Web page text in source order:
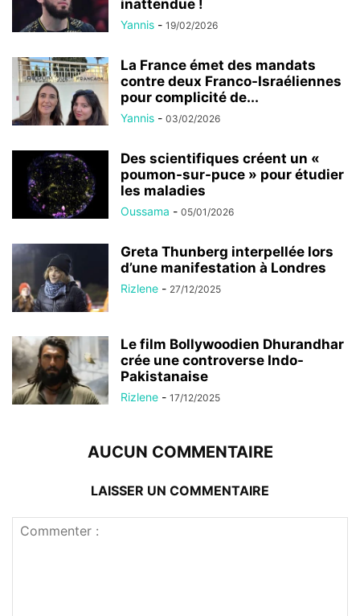
inattendue !
Yannis - 19/02/2026
La France émet des mandats
contre deux Franco-Israéliennes
pour complicité de...
Yannis - 03/02/2026
Des scientifiques créent un «
poumon-sur-puce » pour étudier
les maladies
Oussama - 05/01/2026
Greta Thunberg interpellée lors
d’une manifestation à Londres
Rizlene - 27/12/2025
Le film Bollywoodien Dhurandhar
crée une controverse Indo-
Pakistanaise
Rizlene - 17/12/2025
AUCUN COMMENTAIRE
LAISSER UN COMMENTAIRE